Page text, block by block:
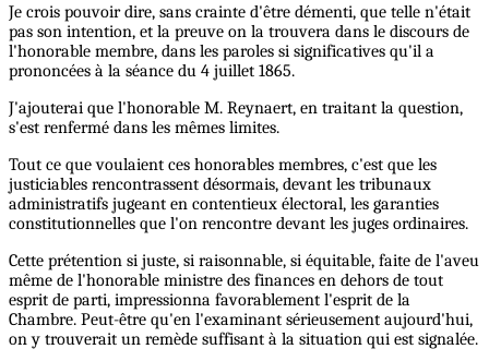
Je crois pouvoir dire, sans crainte d'être démenti, que telle n'était
pas son intention, et la preuve on la trouvera dans le discours de
l'honorable membre, dans les paroles si significatives qu'il a
prononcées à la séance du 4 juillet 1865.
J'ajouterai que l'honorable M. Reynaert, en traitant la question,
s'est renfermé dans les mêmes limites.
Tout ce que voulaient ces honorables membres, c'est que les
justiciables rencontrassent désormais, devant les tribunaux
administratifs jugeant en contentieux électoral, les garanties
constitutionnelles que l'on rencontre devant les juges ordinaires.
Cette prétention si juste, si raisonnable, si équitable, faite de l'aveu
même de l'honorable ministre des finances en dehors de tout
esprit de parti, impressionna favorablement l'esprit de la
Chambre. Peut-être qu'en l'examinant sérieusement aujourd'hui,
on y trouverait un remède suffisant à la situation qui est signalée.